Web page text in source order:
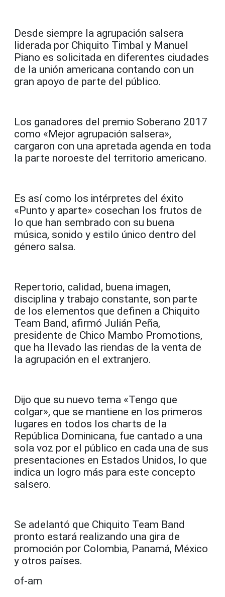
Desde siempre la agrupación salsera
liderada por Chiquito Timbal y Manuel
Piano es solicitada en diferentes ciudades
de la unión americana contando con un
gran apoyo de parte del público.
Los ganadores del premio Soberano 2017
como «Mejor agrupación salsera»,
cargaron con una apretada agenda en toda
la parte noroeste del territorio americano.
Es así como los intérpretes del éxito
«Punto y aparte» cosechan los frutos de
lo que han sembrado con su buena
música, sonido y estilo único dentro del
género salsa.
Repertorio, calidad, buena imagen,
disciplina y trabajo constante, son parte
de los elementos que definen a Chiquito
Team Band, afirmó Julián Peña,
presidente de Chico Mambo Promotions,
que ha llevado las riendas de la venta de
la agrupación en el extranjero.
Dijo que su nuevo tema «Tengo que
colgar», que se mantiene en los primeros
lugares en todos los charts de la
República Dominicana, fue cantado a una
sola voz por el público en cada una de sus
presentaciones en Estados Unidos, lo que
indica un logro más para este concepto
salsero.
Se adelantó que Chiquito Team Band
pronto estará realizando una gira de
promoción por Colombia, Panamá, México
y otros países.
of-am